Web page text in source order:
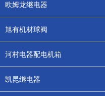
欧姆龙继电器
旭有机材球阀
河村电器配电机箱
凯昆继电器